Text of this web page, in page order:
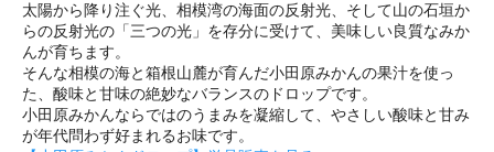
太陽から降り注ぐ光、相模湾の海面の反射光、そして山の石垣か
らの反射光の「三つの光」を存分に受けて、美味しい良質なみか
んが育ちます。
そんな相模の海と箱根山麓が育んだ小田原みかんの果汁を使っ
た、酸味と甘味の絶妙なバランスのドロップです。
小田原みかんならではのうまみを凝縮して、やさしい酸味と甘み
が年代問わず好まれるお味です。